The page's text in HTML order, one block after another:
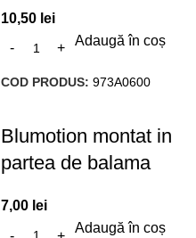
10,50 lei
Adaugă în coș
COD PRODUS: 973A0600
Blumotion montat in
partea de balama
7,00 lei
Adaugă în coș